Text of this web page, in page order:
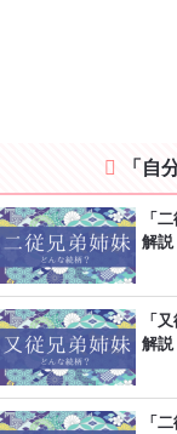
「自
「
解説
「
解説
「